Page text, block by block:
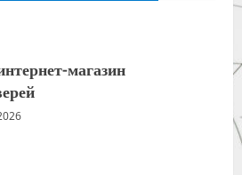
магазин